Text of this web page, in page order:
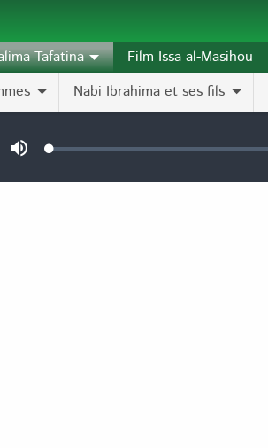
Tafatina
Nabi Ibrahima et ses fils
Film Issa al-Masihou
SourdineLoaded: